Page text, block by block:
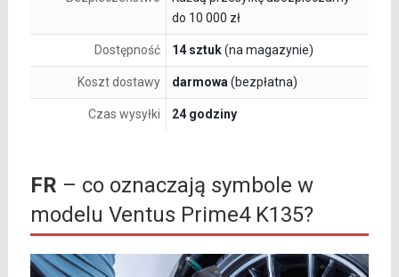
do 10 000 zł
Dostępność 14 sztuk(na magazynie)
Koszt dostawy darmowa (bezpłatna)
Czas wysyłki 24 godziny
FR – co oznaczają symbole w
modelu Ventus Prime4 K135?